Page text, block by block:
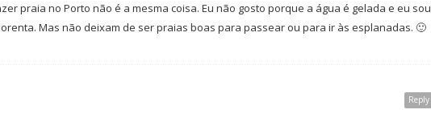
praia no Porto não é a mesma coisa. Eu não gosto porque a água é gelada e eu sou
Mas não deixam de ser praias boas para passear ou para ir às esplanadas. 🙂
Reply